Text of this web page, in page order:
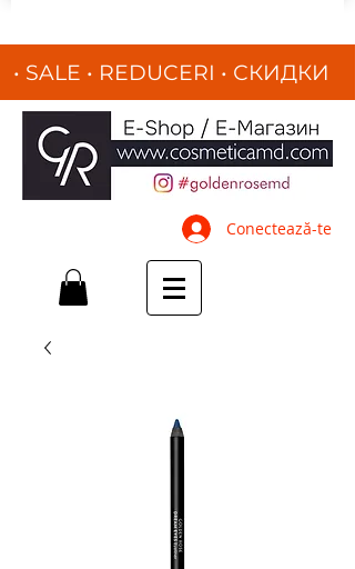
• SALE • REDUCERI • СКИДКИ
•
Conectează-te